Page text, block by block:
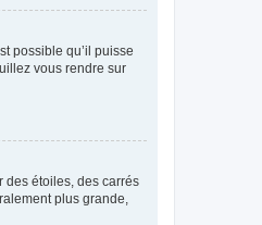
possible qu’il puisse
vous rendre sur
des étoiles, des carrés
plus grande,